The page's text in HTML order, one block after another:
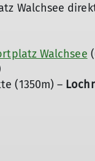
Walchsee
Walchsee
(1350m) –